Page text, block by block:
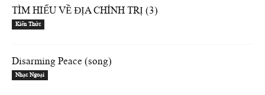
TÌM HIỂU VỀ ĐỊA CHÍNH TRỊ (3)
Kiến Thức
Disarming Peace (song)
Nhạc Ngoại